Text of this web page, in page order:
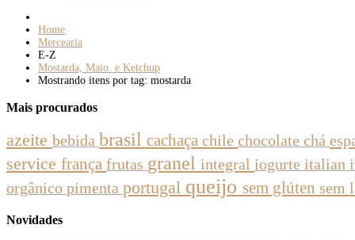
Home
Mercearia
E-Z
Mostarda, Maio. e Ketchup
Mostrando itens por tag: mostarda
Mais procurados
azeite bebida brasil cachaça chile chocolate chá
service frança frutas granel integral iogurte italian
orgânico pimenta portugal queijo sem glúten sem
Novidades